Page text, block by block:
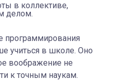
в коллективе,
делом.
программирования
учиться в школе. Оно
воображение не
к точным наукам.